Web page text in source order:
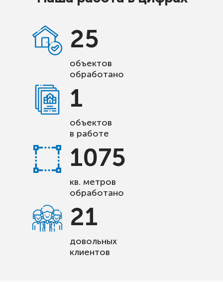
25
объектов
обработано
1
объектов
в работе
1075
кв. метров
обработано
21
довольных
клиентов